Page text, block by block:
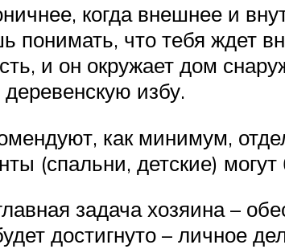
когда внешнее и
понимать, что тебя ждет
и он окружает дом
избу.
как минимум,
(спальни, детские)
задача хозяина –
достигнуто – личное